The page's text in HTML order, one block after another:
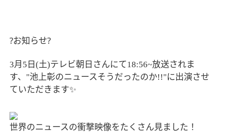
?お知らせ?
3月 5 日(土)テレビ朝日さんにて18:56~放送されま
す、
"池上彰のニュースそうだったのか!!"に出演させ
ていただきます✨
世界のニュースの衝撃映像をたくさん見ました！